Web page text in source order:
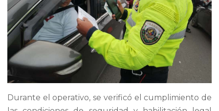
Durante el operativo, se verificó el cumplimiento de